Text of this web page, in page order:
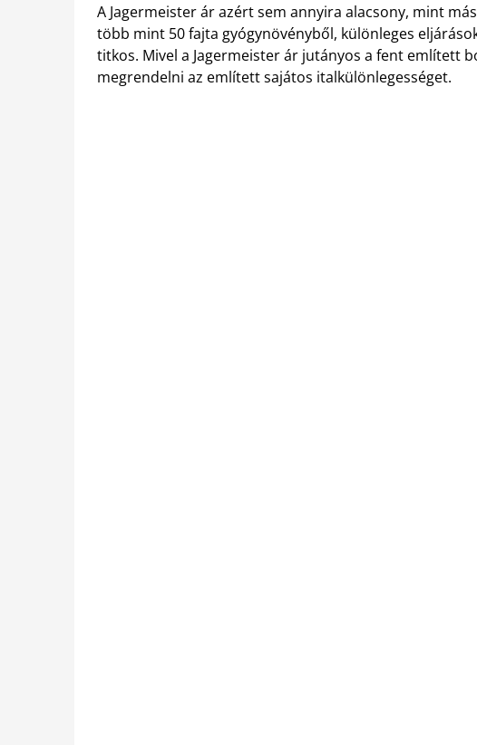
A Jagermeister ár azért sem annyira alacsony, mint
több mint 50 fajta gyógynövényből, különleges
titkos. Mivel a Jagermeister ár jutányos a fent említett
megrendelni az említett sajátos italkülönlegességet.